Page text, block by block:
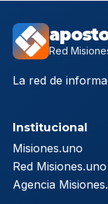
Red
La red de
Institucional
Misiones.uno
Red Misiones.uno
Agencia